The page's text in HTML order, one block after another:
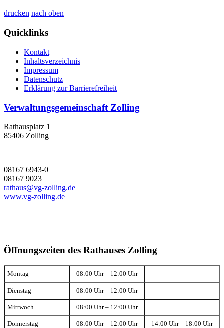
drucken nach oben
Quicklinks
Kontakt
Inhaltsverzeichnis
Impressum
Datenschutz
Erklärung zur Barrierefreiheit
Verwaltungsgemeinschaft Zolling
Rathausplatz 1
85406 Zolling
08167 6943-0
08167 9023
rathaus@vg-zolling.de
www.vg-zolling.de
Öffnungszeiten des Rathauses Zolling
Montag 08:00 Uhr – 12:00 Uhr
Dienstag 08:00 Uhr – 12:00 Uhr
Mittwoch 08:00 Uhr – 12:00 Uhr
Donnerstag 08:00 Uhr – 12:00 Uhr 14:00 Uhr – 18:00 Uhr